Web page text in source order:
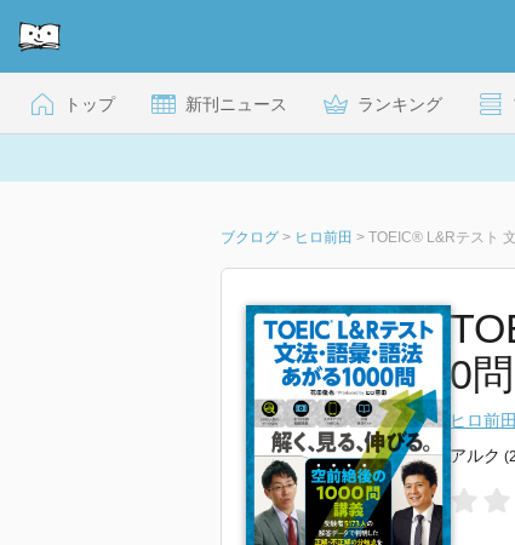
トップ 新刊ニュース ランキング
ブクログ > ヒロ前田 > TOEIC® L&Rテスト
0問
ヒロ前田
アルク